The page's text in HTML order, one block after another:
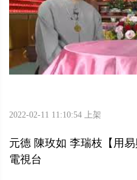
2022-02-11 11:10:54 上架
元德 陳玫如 李瑞枝【用
電視台